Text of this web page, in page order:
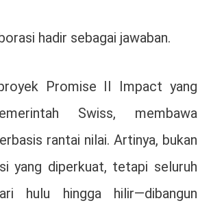
hadir sebagai jawaban.
Promise II Impact yang
Swiss, membawa
rantai nilai. Artinya, bukan
yang diperkuat, tetapi seluruh
hulu hingga hilir—dibangun